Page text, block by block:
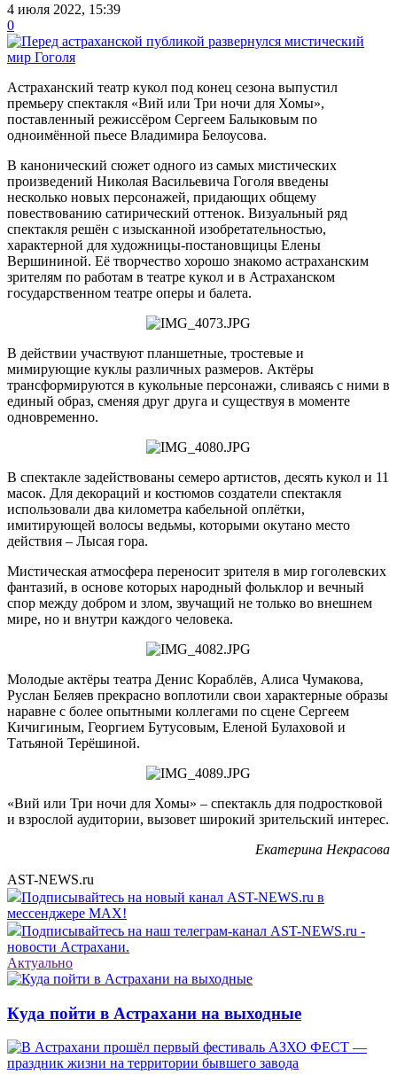
4 июля 2022, 15:39
0
Астраханский театр кукол под конец сезона выпустил
премьеру спектакля «Вий или Три ночи для Хомы»,
поставленный режиссёром Сергеем Балыковым по
одноимённой пьесе Владимира Белоусова.
В канонический сюжет одного из самых мистических
произведений Николая Васильевича Гоголя введены
несколько новых персонажей, придающих общему
повествованию сатирический оттенок. Визуальный ряд
спектакля решён с изысканной изобретательностью,
характерной для художницы-постановщицы Елены
Вершининой. Её творчество хорошо знакомо астраханским
зрителям по работам в театре кукол и в Астраханском
государственном театре оперы и балета.
В действии участвуют планшетные, тростевые и
мимирующие куклы различных размеров. Актёры
трансформируются в кукольные персонажи, сливаясь с ними в
единый образ, сменяя друг друга и существуя в моменте
одновременно.
В спектакле задействованы семеро артистов, десять кукол и 11
масок. Для декораций и костюмов создатели спектакля
использовали два километра кабельной оплётки,
имитирующей волосы ведьмы, которыми окутано место
действия – Лысая гора.
Мистическая атмосфера переносит зрителя в мир гоголевских
фантазий, в основе которых народный фольклор и вечный
спор между добром и злом, звучащий не только во внешнем
мире, но и внутри каждого человека.
Молодые актёры театра Денис Кораблёв, Алиса Чумакова,
Руслан Беляев прекрасно воплотили свои характерные образы
наравне с более опытными коллегами по сцене Сергеем
Кичигиным, Георгием Бутусовым, Еленой Булаховой и
Татьяной Терёшиной.
«Вий или Три ночи для Хомы» – спектакль для подростковой
и взрослой аудитории, вызовет широкий зрительский интерес.
Екатерина Некрасова
AST-NEWS.ru
Подписывайтесь на новый канал AST-NEWS.ru в
мессенджере MAX!
Подписывайтесь на наш телеграм-канал AST-NEWS.ru -
новости Астрахани.
Актуально
Куда пойти в Астрахани на выходные